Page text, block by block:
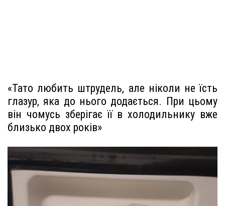
«Тато любить штрудель, але ніколи не їсть
глазур, яка до нього додається. При цьому
він чомусь зберігає її в холодильнику вже
близько двох років»